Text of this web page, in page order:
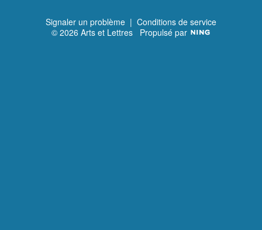
Signaler un problème | Conditions de service
© 2026 Arts et Lettres Propulsé par